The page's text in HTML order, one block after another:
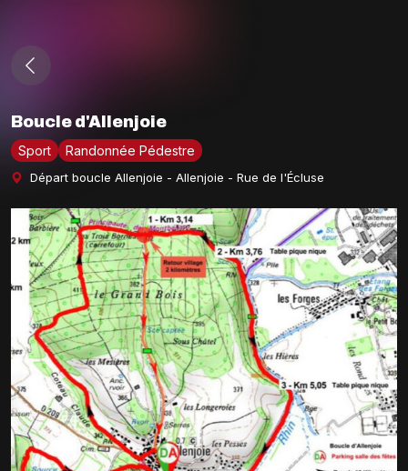
Boucle d'Allenjoie
Sport Randonnée Pédestre
Départ boucle Allenjoie - Allenjoie - Rue de l'Écluse